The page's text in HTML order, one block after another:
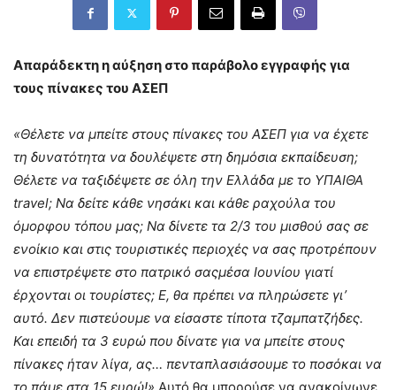
Απαράδεκτη η αύξηση στο παράβολο εγγραφής για
τους πίνακες του ΑΣΕΠ
«Θέλετε να μπείτε στους πίνακες του ΑΣΕΠ για να έχετε
τη δυνατότητα να δουλέψετε στη δημόσια εκπαίδευση;
Θέλετε να ταξιδέψετε σε όλη την Ελλάδα με το ΥΠΑΙΘΑ
travel; Να δείτε κάθε νησάκι και κάθε ραχούλα του
όμορφου τόπου μας; Να δίνετε τα 2/3 του μισθού σας σε
ενοίκιο και στις τουριστικές περιοχές να σας προτρέπουν
να επιστρέψετε στο πατρικό σαςμέσα Ιουνίου γιατί
έρχονται οι τουρίστες; Ε, θα πρέπει να πληρώσετε γι’
αυτό. Δεν πιστεύουμε να είσαστε τίποτα τζαμπατζήδες.
Και επειδή τα 3 ευρώ που δίνατε για να μπείτε στους
πίνακες ήταν λίγα, ας… πενταπλασιάσουμε το ποσόκαι να